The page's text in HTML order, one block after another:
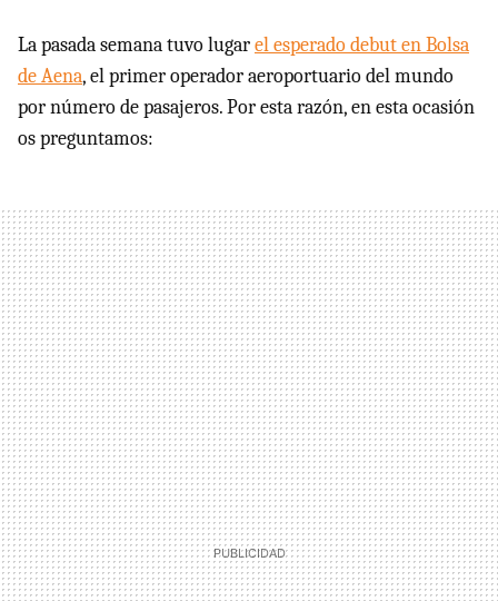
La pasada semana tuvo lugarel esperado debut en Bolsa
de Aena, el primer operador aeroportuario del mundo
por número de pasajeros. Por esta razón, en esta ocasión
os preguntamos: